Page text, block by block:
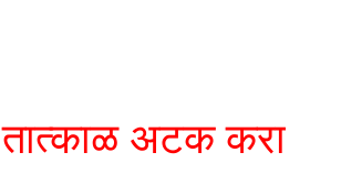
तात्काळ अटक करा